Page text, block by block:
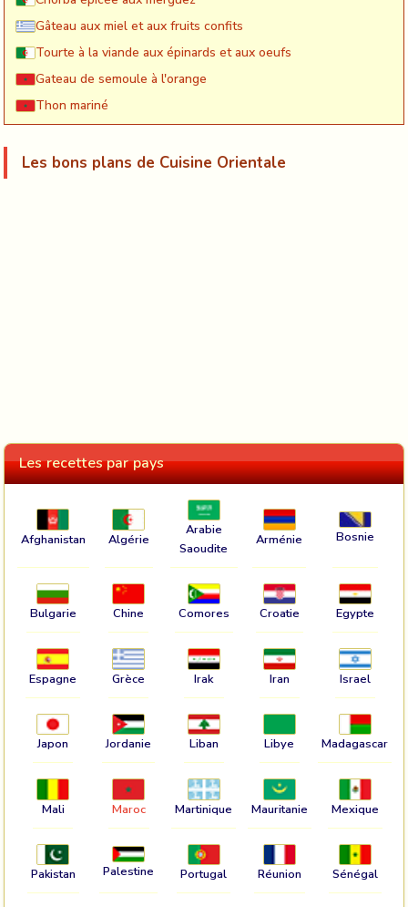
Gâteau aux miel et aux fruits confits
Tourte à la viande aux épinards et aux oeufs
Gateau de semoule à l'orange
Thon mariné
Les bons plans de Cuisine Orientale
Les recettes par pays
Afghanistan Algérie
Arabie
Saoudite
Arménie Bosnie
Bulgarie Chine Comores Croatie Egypte
Espagne Grèce Irak Iran Israel
Japon Jordanie Liban Libye Madagascar
Mali Maroc Martinique Mauritanie Mexique
Pakistan Palestine Portugal Réunion Sénégal